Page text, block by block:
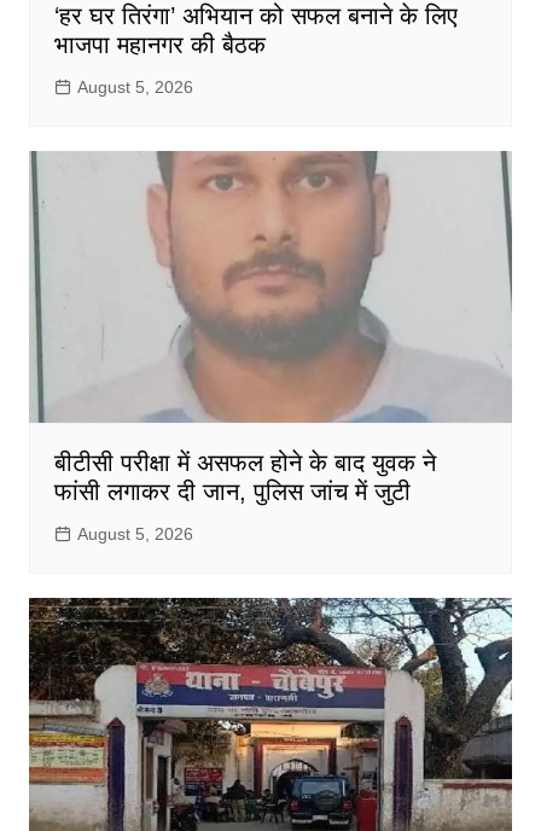
‘हर घर तिरंगा’ अभियान को सफल बनाने के लिए
भाजपा महानगर की बैठक
August 5, 2026
बीटीसी परीक्षा में असफल होने के बाद युवक ने
फांसी लगाकर दी जान, पुलिस जांच में जुटी
August 5, 2026